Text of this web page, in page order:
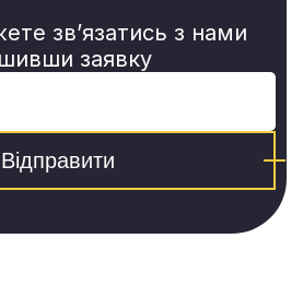
зв’язатись з нами
заявку
Відправити